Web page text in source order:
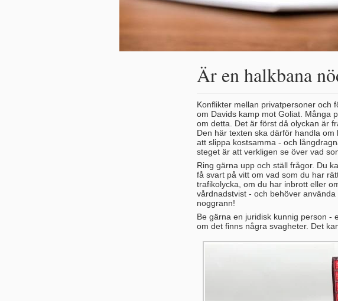
Är en halkbana
Konflikter mellan privatpersoner och
om Davids kamp mot Goliat. Många
om detta. Det är först då olyckan är
Den här texten ska därför handla
att slippa kostsamma - och
steget är att verkligen se över vad
Ring gärna upp och ställ frågor. Du
få svart på vitt om vad som du har
trafikolycka, om du har inbrott eller
vårdnadstvist - och behöver
noggrann!
Be gärna en juridisk kunnig person -
om det finns några svagheter. Det